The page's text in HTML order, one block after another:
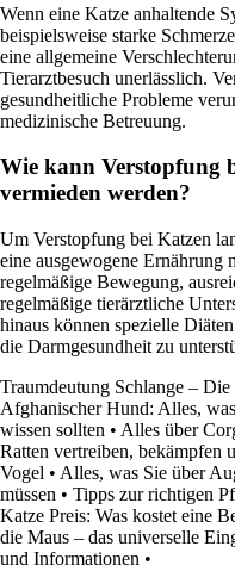
Wenn eine Katze anhaltende
beispielsweise starke
eine allgemeine
Tierarztbesuch unerlässlich.
gesundheitliche Probleme
medizinische Betreuung.
Wie kann Verstopfung
vermieden werden?
Um Verstopfung bei Katzen
eine ausgewogene Ernährung
regelmäßige Bewegung,
regelmäßige tierärztliche
hinaus können spezielle
die Darmgesundheit zu
Traumdeutung Schlange –
Afghanischer Hund: Alles,
wissen sollten • Alles über
Ratten vertreiben, bekämpfen
Vogel • Alles, was Sie über
müssen • Tipps zur richtigen
Katze Preis: Was kostet eine
die Maus – das universelle
und Informationen •